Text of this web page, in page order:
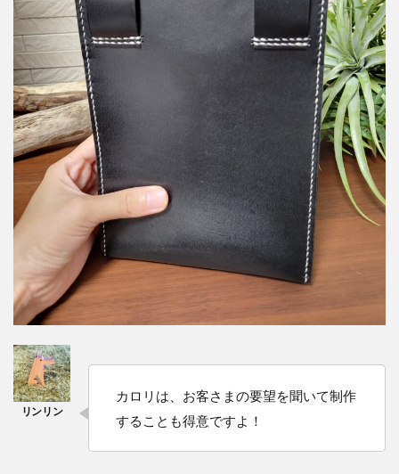
カロリは、お客さまの要望を聞いて制作
することも得意ですよ！